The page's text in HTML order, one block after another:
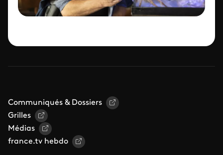
Communiqués & Dossiers
Grilles
Médias
france.tv hebdo